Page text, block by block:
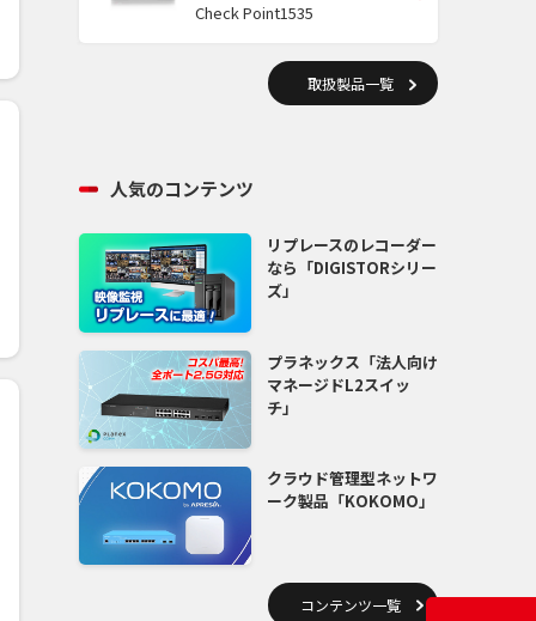
Check Point1535
取扱製品一覧
人気のコンテンツ
リプレースのレコーダー
なら「DIGISTORシリー
ズ」
プラネックス「法人向け
マネージドL2スイッ
チ」
クラウド管理型ネットワ
ーク製品「KOKOMO」
コンテンツ一覧